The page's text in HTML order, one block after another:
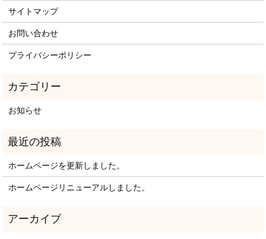
サイトマップ
お問い合わせ
プライバシーポリシー
お知らせ
ホームページを更新しました。
ホームページリニューアルしました。